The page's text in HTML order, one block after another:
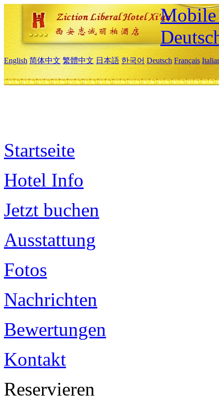
Mobile
English 简体中文 繁體中文 日本語 한국어 Deutsch Français
Startseite
Hotel Info
Jetzt buchen
Ausstattung
Fotos
Nachrichten
Bewertungen
Kontakt
Reservieren